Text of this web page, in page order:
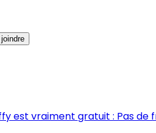
est vraiment gratuit : Pas de